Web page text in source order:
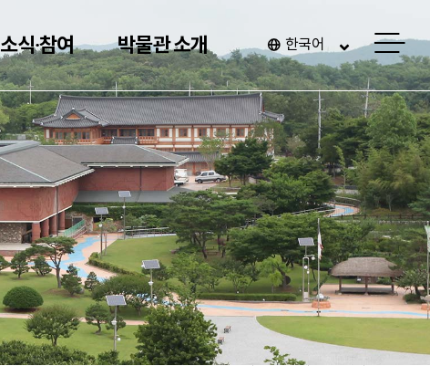
소식·참여 박물관 소개 한국어
사
이
트
맵